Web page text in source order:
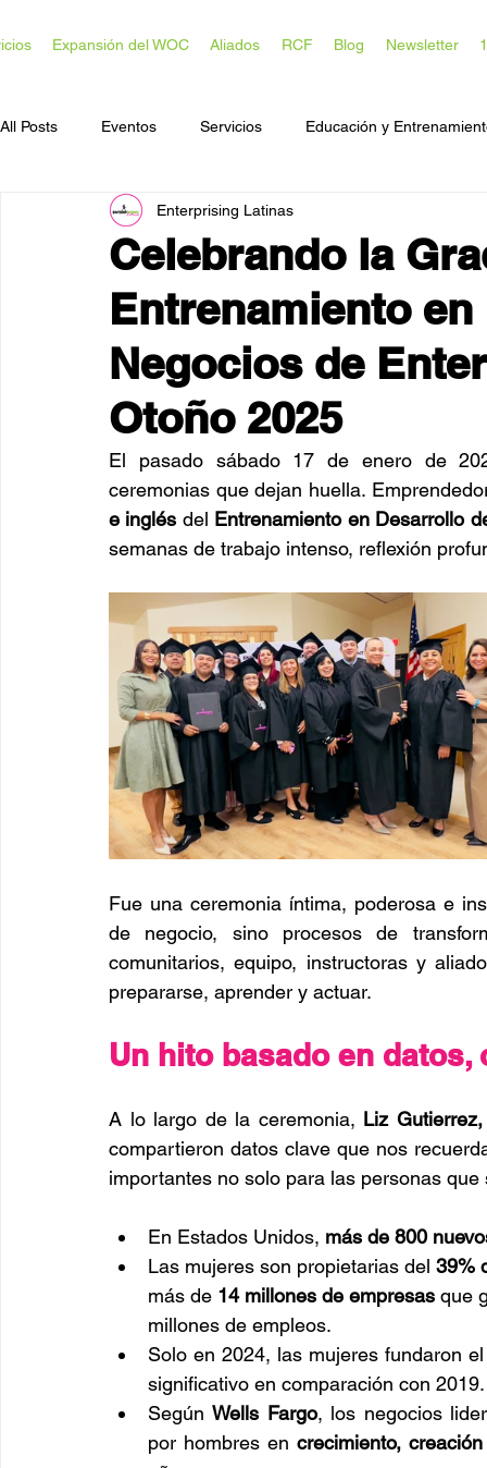
Expansión del WOC Aliados RCF Blog Newsletter
All Posts Eventos Servicios Educación y
Acceso a Capital Desarrollo Comunitario
Celebrando la
Entrenamiento
Negocios de
Otoño 2025
Enterprising Latinas
El pasado sábado 17 de enero de
ceremonias que dejan huella.
e inglés del Entrenamiento en Desarrollo
semanas de trabajo intenso, reflexión
Fue una ceremonia íntima, poderosa e
de negocio, sino procesos de
comunitarios, equipo, instructoras y
prepararse, aprender y actuar.
Un hito basado en
A lo largo de la ceremonia, Liz
compartieron datos clave que nos
importantes no solo para las personas
En Estados Unidos, más de 800
Las mujeres son propietarias del 39%
más de 14 millones de empresas que
millones de empleos.
Solo en 2024, las mujeres fundaron
significativo en comparación con 2019.
Según Wells Fargo, los negocios
por hombres en crecimiento,